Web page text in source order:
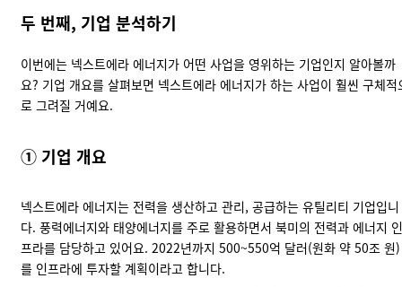
두 번째, 기업 분석하기
이번에는 넥스트에라 에너지가 어떤 사업을 영위하는 기업인지 알아볼까
요? 기업 개요를 살펴보면 넥스트에라 에너지가 하는 사업이 훨씬 구체적
로 그려질 거예요.
① 기업 개요
넥스트에라 에너지는 전력을 생산하고 관리, 공급하는 유틸리티 기업입니
다. 풍력에너지와 태양에너지를 주로 활용하면서 북미의 전력과 에너지 인
프라를 담당하고 있어요. 2022년까지 500~550억 달러(원화 약 50조 원)
를 인프라에 투자할 계획이라고 합니다.